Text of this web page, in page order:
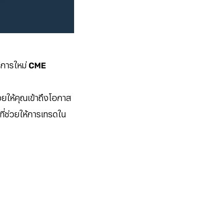
ารใหม่CME
ให้คุณเข้าถึงโอกาส
ช่วยให้การเทรดใน